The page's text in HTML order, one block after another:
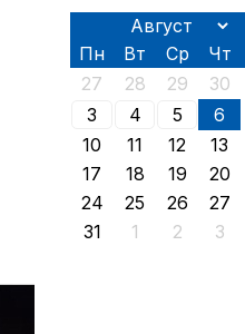
Пн Вт Ср Чт
27
28 29 30
3
4 5 6
10
11 12 13
17
18 19 20
24
25 26 27
31
1 2 3